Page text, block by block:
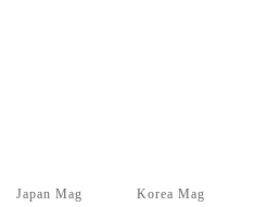
Japan Mag Korea Mag